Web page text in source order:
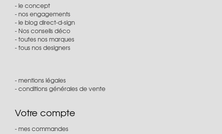
le concept
nos engagements
le blog direct-d-sign
Nos conseils déco
toutes nos marques
tous nos designers
mentions légales
conditions générales de vente
Votre compte
mes commandes